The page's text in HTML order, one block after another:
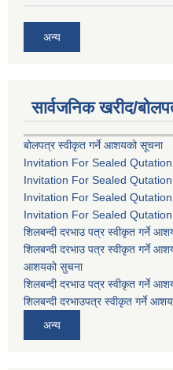
अन्य
सार्वजनिक खरीद/
बोलपत्र स्वीकृत गर्ने आशयको सूचना
Invitation For Sealed Qutation
Invitation For Sealed Qutation
Invitation For Sealed Qutation
Invitation For Sealed Qutation
शिलबन्दी दरभाउ पत्र स्वीकृत गर्ने
शिलबन्दी दरभाउ पत्र स्वीकृत गर्ने
आशयको सुचना
शिलबन्दी दरभाउ पत्र स्वीकृत गर्ने
शिलबन्दी दरभाउपत्र स्वीकृत गर्ने
अन्य